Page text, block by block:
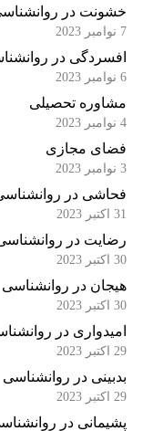
خشونت در روانشناسی
افسردگی در روانشناسی
مشاوره تحصیلی
فضای مجازی
فحاشی در روانشناسی
رضایت در روانشناسی
هیجان در روانشناسی
امیدواری در روانشناسی
بدبینی در روانشناسی
پشیمانی در روانشناسی